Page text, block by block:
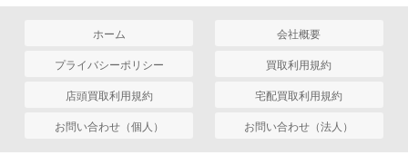
ホーム
会社概要
プライバシーポリシー
買取利用規約
店頭買取利用規約
宅配買取利用規約
お問い合わせ（個人）
お問い合わせ（法人）